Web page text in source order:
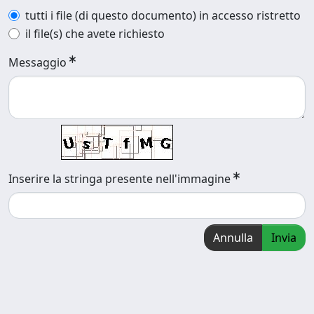
tutti i file (di questo documento) in accesso ristretto
il file(s) che avete richiesto
Messaggio
Inserire la stringa presente nell'immagine
Annulla Invia